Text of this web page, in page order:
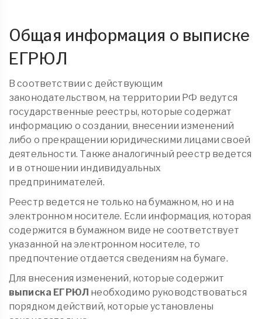
Общая информация о выписке
ЕГРЮЛ
В соответствии с действующим
законодательством, на территории РФ ведутся
государственные реестры, которые содержат
информацию о создании, внесении изменений
либо о прекращении юридическими лицами своей
деятельности. Также аналогичный реестр ведется
и в отношении индивидуальных
предпринимателей.
Реестр ведется не только на бумажном, но и на
электронном носителе. Если информация, которая
содержится в бумажном виде не соответствует
указанной на электронном носителе, то
предпочтение отдается сведениям на бумаге.
Для внесения изменений, которые содержит
выписка ЕГРЮЛ необходимо руководствоваться
порядком действий, которые установлены